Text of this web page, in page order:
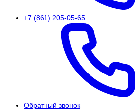
+7 (861) 205-05-65
Обратный звонок